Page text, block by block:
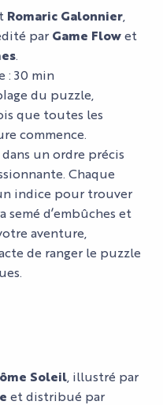
Romaric Galonnier
par Game Flowet
.
: 30 min
du puzzle,
que toutes les
commence.
un ordre précis
Chaque
indice pour trouver
semé d’embûches et
aventure,
de ranger le puzzle
Soleil , illustré par
et distribué par